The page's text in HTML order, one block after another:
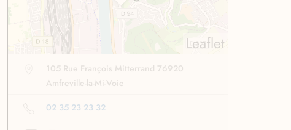
Leaflet
105 Rue François Mitterrand 76920
Amfreville-la-Mi-Voie
02 35 23 23 32